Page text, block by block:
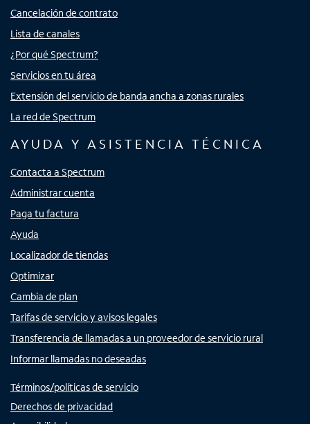
Cancelación de contrato
Lista de canales
¿Por qué Spectrum?
Servicios en tu área
Extensión del servicio de banda ancha a zonas rurales
La red de Spectrum
AYUDA Y ASISTENCIA TÉCNICA
Contacta a Spectrum
Administrar cuenta
Paga tu factura
Ayuda
Localizador de tiendas
Optimizar
Cambia de plan
Tarifas de servicio y avisos legales
Transferencia de llamadas a un proveedor de servicio rural
Informar llamadas no deseadas
Términos/políticas de servicio
Derechos de privacidad